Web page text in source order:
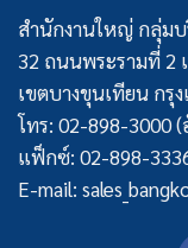
สำนักงานใหญ่ กลุ่ม
32 ถนนพระรามที่ 2
เขตบางขุนเทียน กรุ
โทร: 02-898-3000
แฟ็กซ์: 02-898-
E-mail: